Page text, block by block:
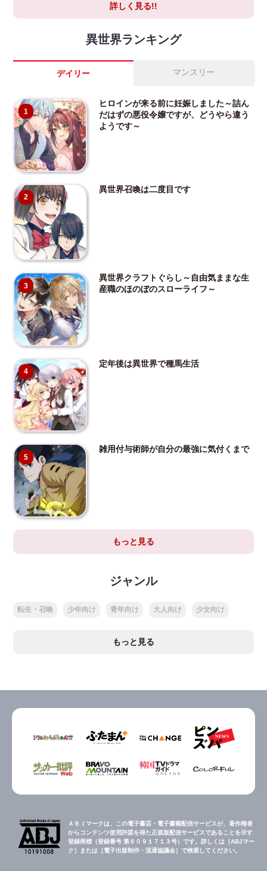
詳しく見る!!
異世界ランキング
デイリー マンスリー
1
ヒロインが来る前に妊娠しました～詰ん
だはずの悪役令嬢ですが、どうやら違う
ようです～
2
異世界召喚は二度目です
3
異世界クラフトぐらし～自由気ままな生
産職のほのぼのスローライフ～
4
定年後は異世界で種馬生活
5
雑用付与術師が自分の最強に気付くまで
もっと見る
ジャンル
転生・召喚 少年向け 青年向け 大人向け 少女向け
もっと見る
ＡＢＪマークは、この電子書店・電子書籍配信サービスが、著作権者
からコンテンツ使用許諾を得た正規版配信サービスであることを示す
登録商標（登録番号 第６０９１７１３号）です。詳しくは［ABJマー
ク］または［電子出版制作・流通協議会］で検索してください。